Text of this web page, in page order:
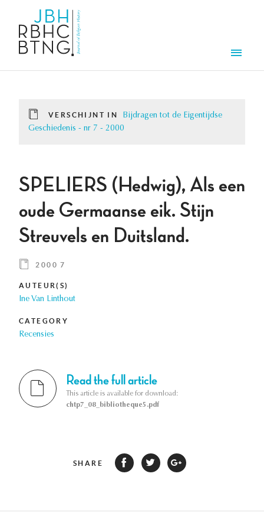
VERSCHIJNT IN
Bijdragen tot de Eigentijdse
Geschiedenis - nr 7 - 2000
SPELIERS (Hedwig), Als een
oude Germaanse eik. Stijn
Streuvels en Duitsland.
2000 7
AUTEUR(S)
Ine Van Linthout
CATEGORY
Recensies
Read the full article
This article is available for download:
chtp7_08_bibliotheque5.pdf
SHARE